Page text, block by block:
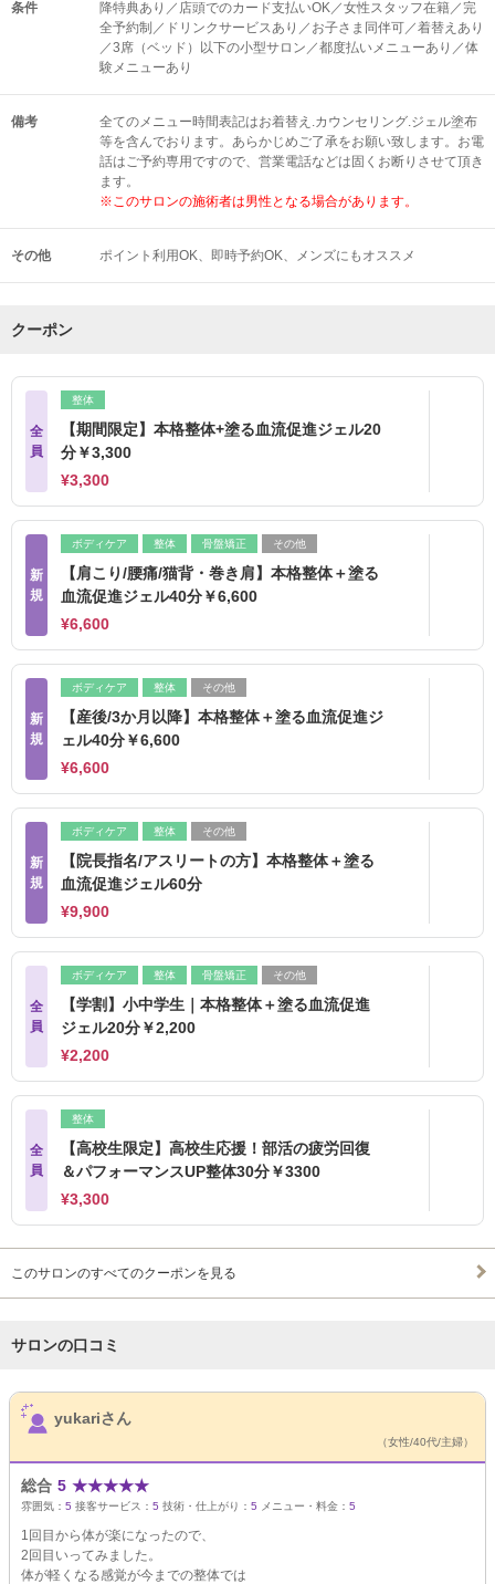
条件
降特典あり／店頭でのカード支払いOK／女性スタッフ在籍／完
全予約制／ドリンクサービスあり／お子さま同伴可／着替えあり
／3席（ベッド）以下の小型サロン／都度払いメニューあり／体
験メニューあり
備考
全てのメニュー時間表記はお着替え.カウンセリング.ジェル塗布
等を含んでおります。あらかじめご了承をお願い致します。お電
話はご予約専用ですので、営業電話などは固くお断りさせて頂き
ます。
※このサロンの施術者は男性となる場合があります。
その他 ポイント利用OK 即時予約OK メンズにもオススメ
クーポン
全
員
整体
【期間限定】本格整体+塗る血流促進ジェル20
分￥3,300
¥3,300
新
規
ボディケア 整体 骨盤矯正 その他
【肩こり/腰痛/猫背・巻き肩】本格整体＋塗る
血流促進ジェル40分￥6,600
¥6,600
新
規
ボディケア 整体 その他
【産後/3か月以降】本格整体＋塗る血流促進ジ
ェル40分￥6,600
¥6,600
新
規
ボディケア 整体 その他
【院長指名/アスリートの方】本格整体＋塗る
血流促進ジェル60分
¥9,900
全
員
ボディケア 整体 骨盤矯正 その他
【学割】小中学生｜本格整体＋塗る血流促進
ジェル20分￥2,200
¥2,200
全
員
整体
【高校生限定】高校生応援！部活の疲労回復
＆パフォーマンスUP整体30分￥3300
¥3,300
このサロンのすべてのクーポンを見る
サロンの口コミ
サロンPick Up
yukariさん
（女性/40代/主婦）
総合 5 ★★★★★
雰囲気： 5 接客サービス： 5 技術・仕上がり： 5 メニュー・料金： 5
1回目から体が楽になったので、
2回目いってみました。
体が軽くなる感覚が今までの整体では